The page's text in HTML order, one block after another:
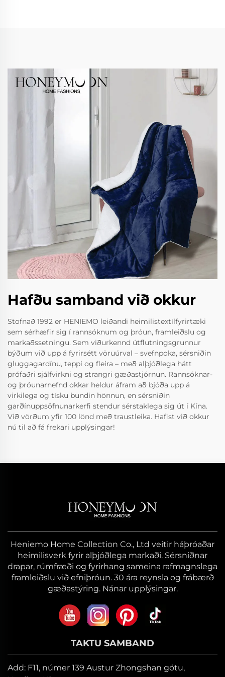
Hafðu samband við okkur
Stofnað 1992 er HENIEMO leiðandi heimilistextílfyrirtæki
sem sérhæfir sig í rannsóknum og þróun, framleiðslu og
markaðssetningu. Sem viðurkennd útflutningsgrunnur
býðum við upp á fyrirsétt vöruúrval – svefnpoka, sérsniðin
gluggagardínu, teppi og fleira – með alþjóðlega hátt
prófaðri sjálfvirkni og strangri gæðastjórnun. Rannsóknar-
og þróunarnefnd okkar heldur áfram að bjóða upp á
virkilega og tísku bundin hönnun, en sérsniðin
garðínuppsöfnunarkerfi stendur sérstaklega sig út í Kína.
Við vörðum yfir 100 lönd með traustleika. Hafist við okkur
nú til að fá frekari upplýsingar!
Heniemo Home Collection Co., Ltd veitir háþróaðar
heimilisverk fyrir alþjóðlega markaði. Sérsniðnar
drapar, rúmfræði og fyrirhang sameina rafmagnslega
framleiðslu við efniþróun. 30 ára reynsla og frábærð
gæðastýring. Nánar upplýsingar.
TAKTU SAMBAND
Add: F11, númer 139 Austur Zhongshan götu,